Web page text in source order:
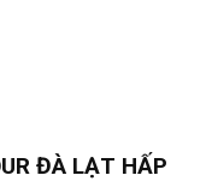
ĐÀ LẠT HẤP